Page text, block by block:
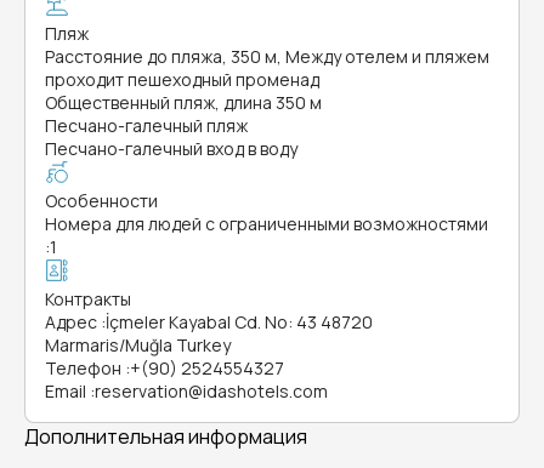
Пляж
Расстояние до пляжа, 350 м, Между отелем и пляжем
проходит пешеходный променад
Общественный пляж, длина 350 м
Песчано-галечный пляж
Песчано-галечный вход в воду
Особенности
Номера для людей с ограниченными возможностями
:1
Контракты
Адрес :İçmeler Kayabal Cd. No: 43 48720
Marmaris/Muğla Turkey
Телефон :+(90) 2524554327
Email :reservation@idashotels.com
Дополнительная информация